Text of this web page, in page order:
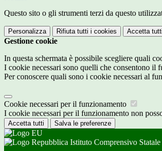
Questo sito o gli strumenti terzi da questo
Personalizza Rifiuta tutti i cookies Accetta tutti
Gestione cookie
In questa schermata è possibile scegliere quali
I cookie necessari sono quelli che consentono il
Per conoscere quali sono i cookie necessari al
Cookie necessari per il funzionamento
I cookie necessari per il funzionamento non
Accetta tutti Salva le preferenze
Istituto Comprensivo